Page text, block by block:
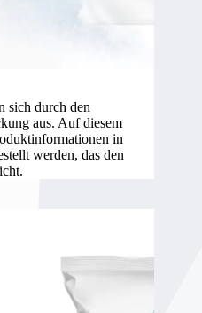
sich durch den
aus. Auf diesem
in
werden, das den